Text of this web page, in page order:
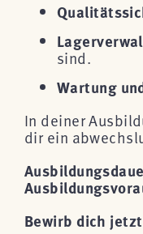
sind.
Wartung
In deiner
dir ein
Bewirb dich